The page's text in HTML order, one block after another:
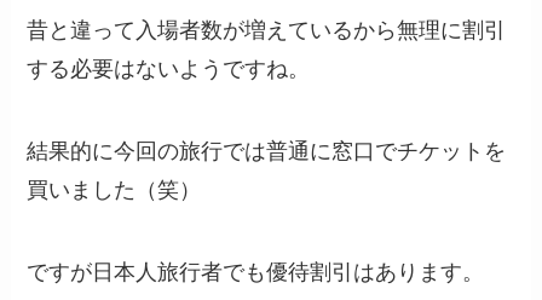
昔と違って入場者数が増えているから無理に割引
する必要はないようですね。
結果的に今回の旅行では普通に窓口でチケットを
買いました（笑）
ですが日本人旅行者でも優待割引はあります。